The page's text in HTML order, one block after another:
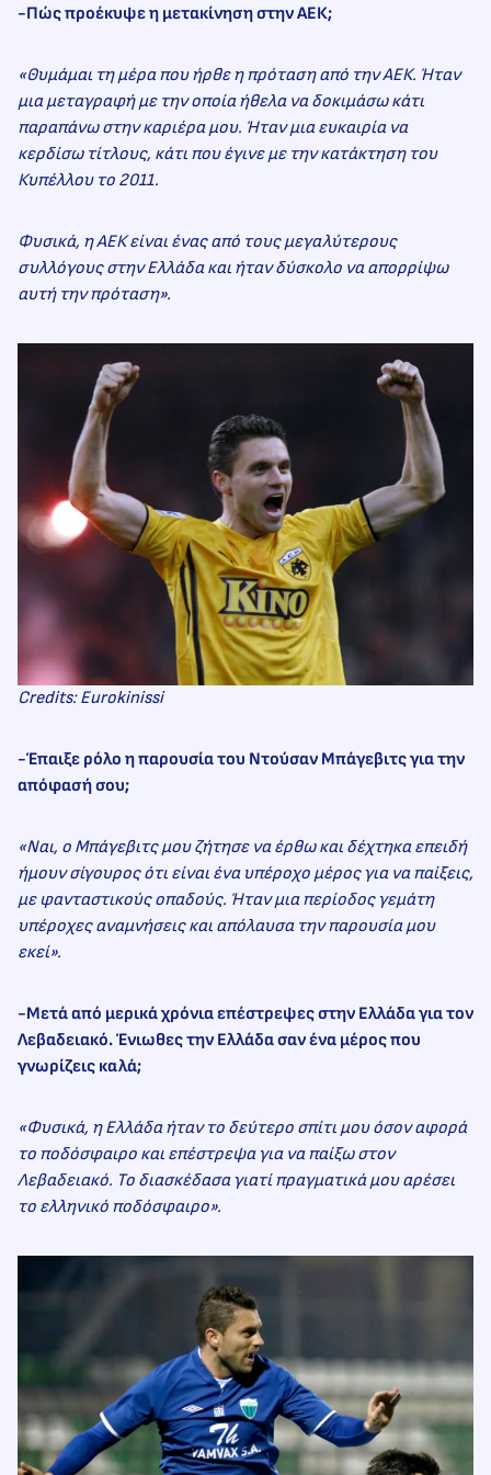
-Πώς προέκυψε η μετακίνηση στην ΑΕΚ;
«Θυμάμαι τη μέρα που ήρθε η πρόταση από την ΑΕΚ. Ήταν
μια μεταγραφή με την οποία ήθελα να δοκιμάσω κάτι
παραπάνω στην καριέρα μου. Ήταν μια ευκαιρία να
κερδίσω τίτλους, κάτι που έγινε με την κατάκτηση του
Κυπέλλου το 2011.
Φυσικά, η ΑΕΚ είναι ένας από τους μεγαλύτερους
συλλόγους στην Ελλάδα και ήταν δύσκολο να απορρίψω
αυτή την πρόταση».
Credits: Eurokinissi
-Έπαιξε ρόλο η παρουσία του Ντούσαν Μπάγεβιτς για την
απόφασή σου;
«Ναι, ο Μπάγεβιτς μου ζήτησε να έρθω και δέχτηκα επειδή
ήμουν σίγουρος ότι είναι ένα υπέροχο μέρος για να παίξεις,
με φανταστικούς οπαδούς. Ήταν μια περίοδος γεμάτη
υπέροχες αναμνήσεις και απόλαυσα την παρουσία μου
εκεί».
-Μετά από μερικά χρόνια επέστρεψες στην Ελλάδα για τον
Λεβαδειακό. Ένιωθες την Ελλάδα σαν ένα μέρος που
γνωρίζεις καλά;
«Φυσικά, η Ελλάδα ήταν το δεύτερο σπίτι μου όσον αφορά
το ποδόσφαιρο και επέστρεψα για να παίξω στον
Λεβαδειακό. Το διασκέδασα γιατί πραγματικά μου αρέσει
το ελληνικό ποδόσφαιρο».